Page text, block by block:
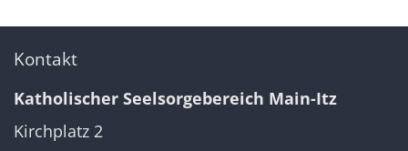
Kontakt
Katholischer Seelsorgebereich Main-Itz
Kirchplatz 2